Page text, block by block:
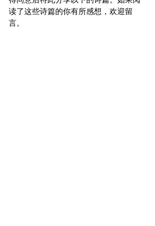
读了这些诗篇的你有所感想，欢迎留
言。